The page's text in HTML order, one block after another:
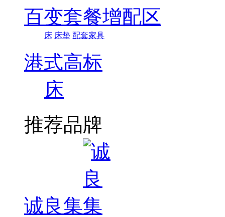
百变套餐增配区
床 床垫 配套家具
港式高标
床
推荐品牌
诚良集